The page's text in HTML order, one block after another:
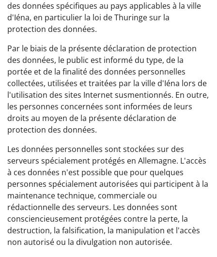
des données spécifiques au pays applicables à la ville
d'Iéna, en particulier la loi de Thuringe sur la
protection des données.
Par le biais de la présente déclaration de protection
des données, le public est informé du type, de la
portée et de la finalité des données personnelles
collectées, utilisées et traitées par la ville d'Iéna lors de
l'utilisation des sites Internet susmentionnés. En outre,
les personnes concernées sont informées de leurs
droits au moyen de la présente déclaration de
protection des données.
Les données personnelles sont stockées sur des
serveurs spécialement protégés en Allemagne. L'accès
à ces données n'est possible que pour quelques
personnes spécialement autorisées qui participent à la
maintenance technique, commerciale ou
rédactionnelle des serveurs. Les données sont
consciencieusement protégées contre la perte, la
destruction, la falsification, la manipulation et l'accès
non autorisé ou la divulgation non autorisée.